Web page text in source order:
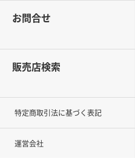
お問合せ
販売店検索
特定商取引法に基づく表記
運営会社